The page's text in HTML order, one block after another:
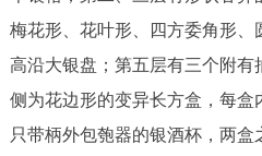
梅花形、花叶形、四方委角形、
高沿大银盘；第五层有三个附
侧为花边形的变异长方盒，每盒
只带柄外包匏器的银酒杯，两